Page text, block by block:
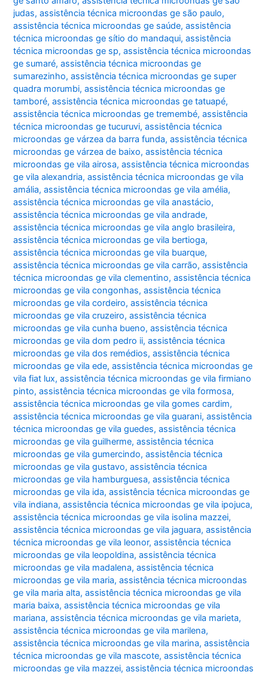
judas,assistência técnica microondas ge são paulo,
assistência técnica microondas ge saúde,assistência
técnica microondas ge sítio do mandaqui,assistência
técnica microondas ge sp,assistência técnica microondas
ge sumaré,assistência técnica microondas ge
sumarezinho,assistência técnica microondas ge super
quadra morumbi,assistência técnica microondas ge
tamboré,assistência técnica microondas ge tatuapé,
assistência técnica microondas ge tremembé,assistência
técnica microondas ge tucuruvi,assistência técnica
microondas ge várzea da barra funda,assistência técnica
microondas ge várzea de baixo,assistência técnica
microondas ge vila airosa,assistência técnica microondas
ge vila alexandria,assistência técnica microondas ge vila
amália,assistência técnica microondas ge vila amélia,
assistência técnica microondas ge vila anastácio,
assistência técnica microondas ge vila andrade,
assistência técnica microondas ge vila anglo brasileira,
assistência técnica microondas ge vila bertioga,
assistência técnica microondas ge vila buarque,
assistência técnica microondas ge vila carrão,assistência
técnica microondas ge vila clementino,assistência técnica
microondas ge vila congonhas,assistência técnica
microondas ge vila cordeiro,assistência técnica
microondas ge vila cruzeiro,assistência técnica
microondas ge vila cunha bueno,assistência técnica
microondas ge vila dom pedro ii,assistência técnica
microondas ge vila dos remédios,assistência técnica
microondas ge vila ede,assistência técnica microondas ge
vila fiat lux,assistência técnica microondas ge vila firmiano
pinto,assistência técnica microondas ge vila formosa,
assistência técnica microondas ge vila gomes cardim,
assistência técnica microondas ge vila guarani,assistência
técnica microondas ge vila guedes,assistência técnica
microondas ge vila guilherme,assistência técnica
microondas ge vila gumercindo,assistência técnica
microondas ge vila gustavo,assistência técnica
microondas ge vila hamburguesa,assistência técnica
microondas ge vila ida,assistência técnica microondas ge
vila indiana,assistência técnica microondas ge vila ipojuca,
assistência técnica microondas ge vila isolina mazzei,
assistência técnica microondas ge vila jaguara,assistência
técnica microondas ge vila leonor,assistência técnica
microondas ge vila leopoldina,assistência técnica
microondas ge vila madalena,assistência técnica
microondas ge vila maria,assistência técnica microondas
ge vila maria alta,assistência técnica microondas ge vila
maria baixa,assistência técnica microondas ge vila
mariana,assistência técnica microondas ge vila marieta,
assistência técnica microondas ge vila marilena,
assistência técnica microondas ge vila marina,assistência
técnica microondas ge vila mascote,assistência técnica
microondas ge vila mazzei,assistência técnica microondas